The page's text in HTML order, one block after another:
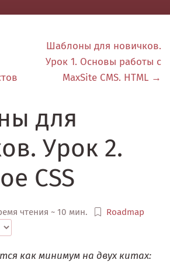
Шаблоны для новичков.
Урок 1. Основы работы с
MaxSite CMS. HTML →
для
Урок 2.
CSS
чтения ~ 10 мин.
Roadmap
как минимум на двух китах: